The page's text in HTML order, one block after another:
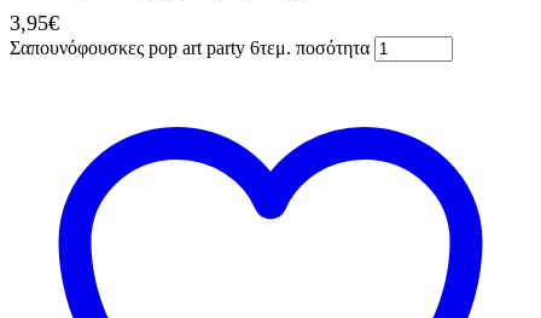
3,95€
Σαπουνόφουσκες pop art party 6τεμ. ποσότητα